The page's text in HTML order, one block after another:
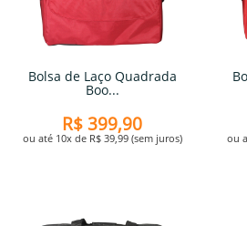
Bolsa de Laço Quadrada
Boo...
R$ 399,90
ou até 10x de R$ 39,99 (sem juros) ou